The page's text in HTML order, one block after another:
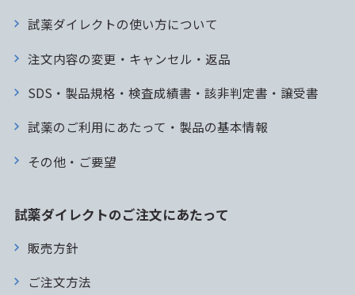
試薬ダイレクトの使い方について
注文内容の変更・キャンセル・返品
SDS・製品規格・検査成績書・該非判定書・譲受書
試薬のご利用にあたって・製品の基本情報
その他・ご要望
試薬ダイレクトのご注文にあたって
販売方針
ご注文方法